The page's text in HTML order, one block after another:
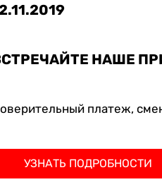
НАШЕ
платеж,
УЗНАТЬ ПОДРОБНОСТИ